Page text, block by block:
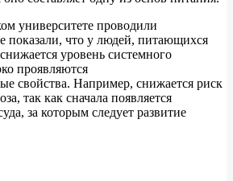
университете проводили
показали, что у людей, питающихся
уровень системного
проявляются
свойства. Например, снижается риск
так как сначала появляется
за которым следует развитие